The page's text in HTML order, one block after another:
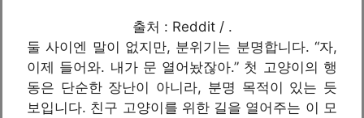
출처 : Reddit / .
둘 사이엔 말이 없지만, 분위기는 분명합니다. “자,
이제 들어와. 내가 문 열어놨잖아.” 첫 고양이의 행
동은 단순한 장난이 아니라, 분명 목적이 있는 듯
보입니다. 친구 고양이를 위한 길을 열어주는 이 모